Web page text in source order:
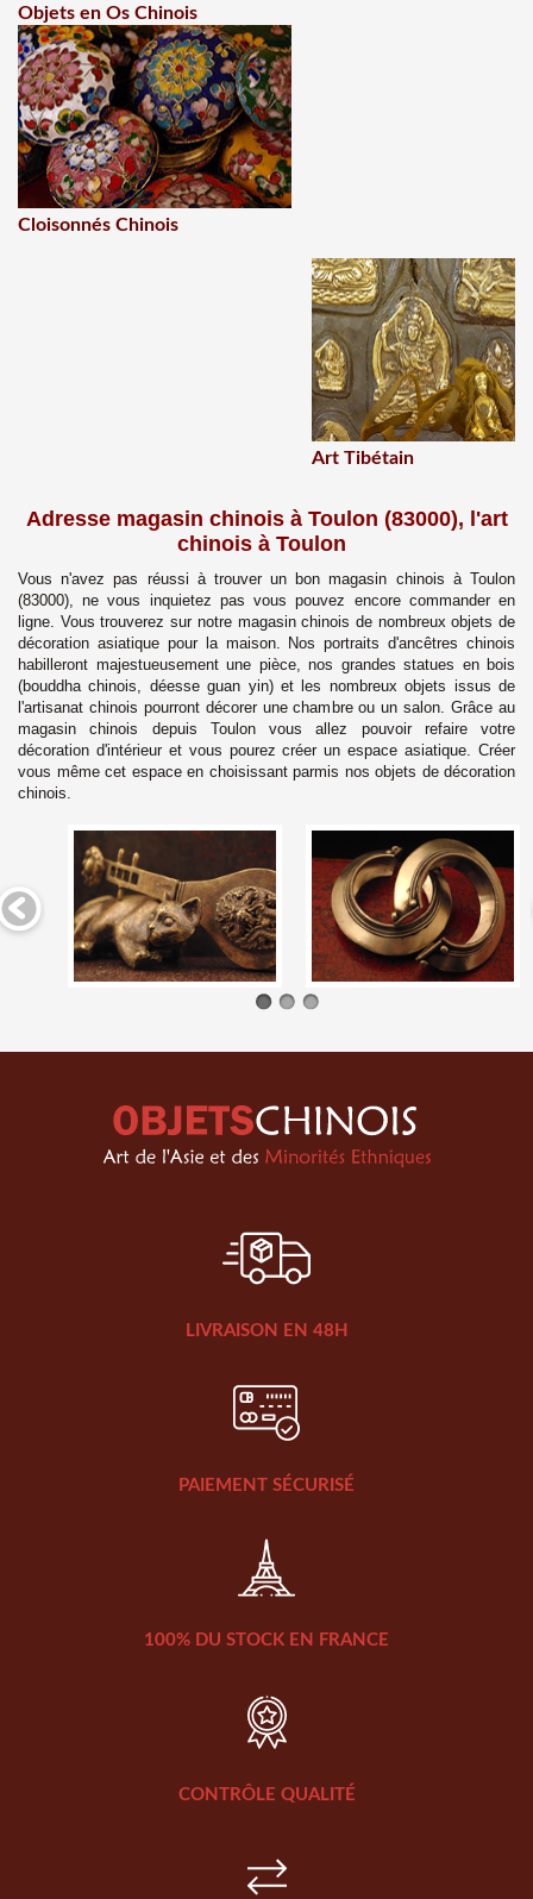
Objets en Os Chinois
Cloisonnés Chinois
Art Tibétain
Adresse magasin chinois à Toulon (83000), l'art
chinois à Toulon
Vous n'avez pas réussi à trouver un bon magasin chinois à Toulon
(83000), ne vous inquietez pas vous pouvez encore commander en
ligne. Vous trouverez sur notre magasin chinois de nombreux objets de
décoration asiatique pour la maison. Nos portraits d'ancêtres chinois
habilleront majestueusement une pièce, nos grandes statues en bois
(bouddha chinois, déesse guan yin) et les nombreux objets issus de
l'artisanat chinois pourront décorer une chambre ou un salon. Grâce au
magasin chinois depuis Toulonvous allez pouvoir refaire votre
décoration d'intérieur et vous pourez créer un espace asiatique. Créer
vous même cet espace en choisissant parmis nos objets de décoration
chinois.
LIVRAISON EN 48H
PAIEMENT SÉCURISÉ
100% DU STOCK EN FRANCE
CONTRÔLE QUALITÉ